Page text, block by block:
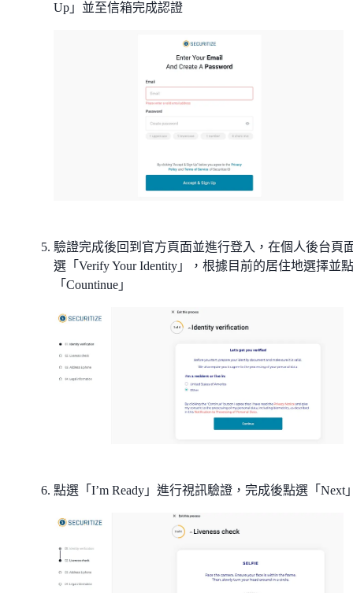
Up」並至信箱完成認證
驗證完成後回到官方頁面並進行登入，在個人後台頁
選「Verify Your Identity」，根據目前的居住地選擇並
「Countinue」
點選「I’m Ready」進行視訊驗證，完成後點選「Next